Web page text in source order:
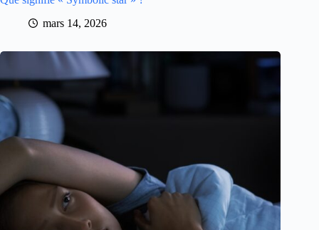
mars 14, 2026